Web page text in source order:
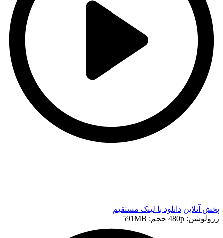
پخش آنلاین دانلود با لينک مستقيم
رزولوشن: 480p
حجم: 591MB